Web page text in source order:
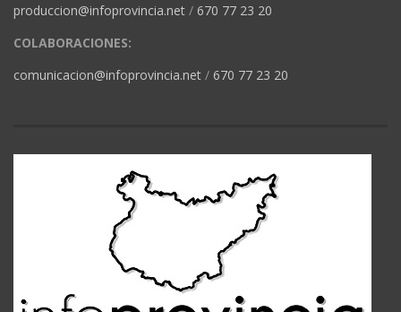
produccion@infoprovincia.net / 670 77 23 20
COLABORACIONES:
comunicacion@infoprovincia.net / 670 77 23 20